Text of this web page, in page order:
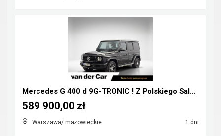
Mercedes G 400 d 9G-TRONIC ! Z Polskiego Salonu ! ...
Warszawa/ mazowieckie 1 dni
589 900,00 zł